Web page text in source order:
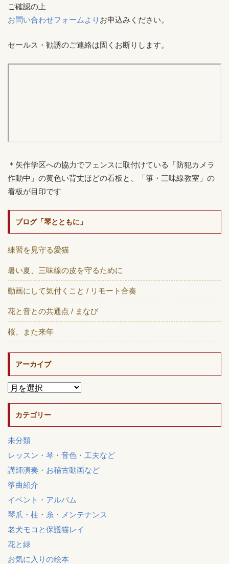
ご確認の上
お問い合わせフォームより お申込みください。
セールス・勧誘のご連絡は固くお断りします。
＊矢作学区への協力でフェンスに取付けている「防犯カメラ
作動中」の黄色い背丈ほどの看板と、「箏・三味線教室」の
看板が目印です
ブログ「琴とともに」
練習を見守る愛猫
暑い夏、三味線の皮を守るために
動画にして気付くこと / リモート合奏
花と音との共通点 / まなび
桜、また来年
アーカイブ
カテゴリー
未分類
レッスン・琴・音色・工夫など
講師演奏・お稽古動画など
筝曲紹介
イベント・アルバム
琴爪・柱・糸・メンテナンス
老犬モコと保護猫レイ
花と緑
お気に入りの絵本